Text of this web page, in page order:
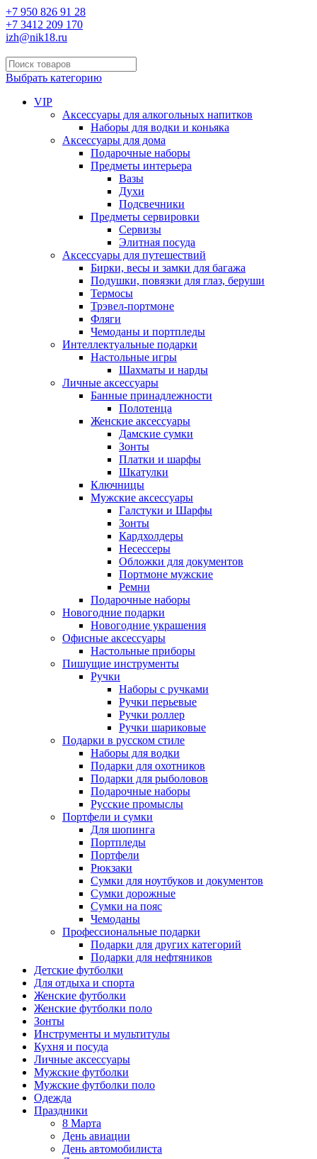
+7 950 826 91 28
+7 3412 209 170
izh@nik18.ru
Выбрать категорию
VIP
Аксессуары для алкогольных напитков
Наборы для водки и коньяка
Аксессуары для дома
Подарочные наборы
Предметы интерьера
Вазы
Духи
Подсвечники
Предметы сервировки
Сервизы
Элитная посуда
Аксессуары для путешествий
Бирки, весы и замки для багажа
Подушки, повязки для глаз, беруши
Термосы
Трэвел-портмоне
Фляги
Чемоданы и портпледы
Интеллектуальные подарки
Настольные игры
Шахматы и нарды
Личные аксессуары
Банные принадлежности
Полотенца
Женские аксессуары
Дамские сумки
Зонты
Платки и шарфы
Шкатулки
Ключницы
Мужские аксессуары
Галстуки и Шарфы
Зонты
Кардхолдеры
Несессеры
Обложки для документов
Портмоне мужские
Ремни
Подарочные наборы
Новогодние подарки
Новогодние украшения
Офисные аксессуары
Настольные приборы
Пишущие инструменты
Ручки
Наборы с ручками
Ручки перьевые
Ручки роллер
Ручки шариковые
Подарки в русском стиле
Наборы для водки
Подарки для охотников
Подарки для рыболовов
Подарочные наборы
Русские промыслы
Портфели и сумки
Для шопинга
Портпледы
Портфели
Рюкзаки
Сумки для ноутбуков и документов
Сумки дорожные
Сумки на пояс
Чемоданы
Профессиональные подарки
Подарки для других категорий
Подарки для нефтяников
Детские футболки
Для отдыха и спорта
Женские футболки
Женские футболки поло
Зонты
Инструменты и мультитулы
Кухня и посуда
Личные аксессуары
Мужские футболки
Мужские футболки поло
Одежда
Праздники
8 Марта
День авиации
День автомобилиста